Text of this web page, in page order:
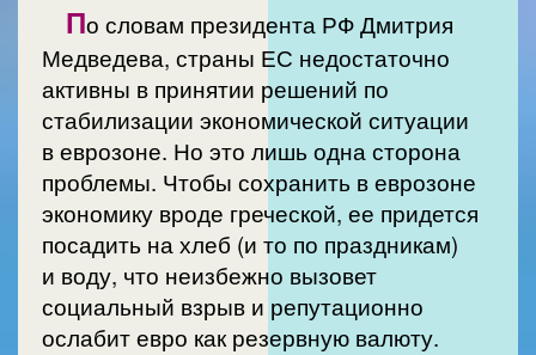
По словам президента РФ Дмитрия
Медведева, страны ЕС недостаточно
активны в принятии решений по
стабилизации экономической ситуации
в еврозоне. Но это лишь одна сторона
проблемы. Чтобы сохранить в еврозоне
экономику вроде греческой, ее придется
посадить на хлеб (и то по праздникам)
и воду, что неизбежно вызовет
социальный взрыв и репутационно
ослабит евро как резервную валюту.